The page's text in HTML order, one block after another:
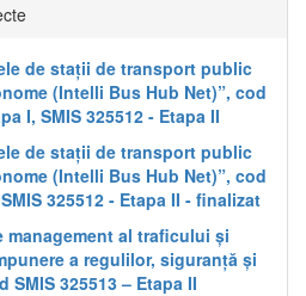
de stații de transport public
(Intelli Bus Hub Net)”, cod
I, SMIS 325512 - Etapa II
de stații de transport public
(Intelli Bus Hub Net)”, cod
325512 - Etapa II - finalizat
management al traficului și
a regulilor, siguranță și
SMIS 325513 – Etapa II